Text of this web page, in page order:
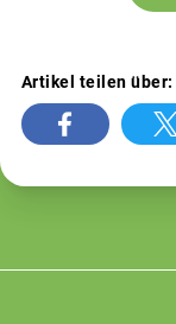
Artikel teilen über: